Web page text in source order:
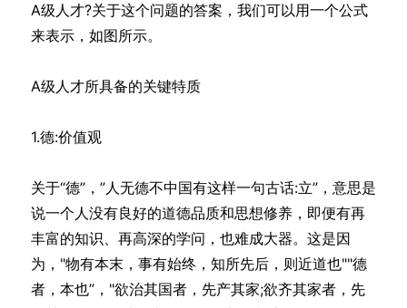
A级人才?关于这个问题的答案，我们可以用一个公式
来表示，如图所示。
A级人才所具备的关键特质
1.德:价值观
关于“德”，”人无德不中国有这样一句古话:立”，意思是
说一个人没有良好的道德品质和思想修养，即便有再
丰富的知识、再高深的学问，也难成大器。这是因
为，"物有本末，事有始终，知所先后，则近道也""德
者，本也”，"欲治其国者，先产其家;欲齐其家者，先